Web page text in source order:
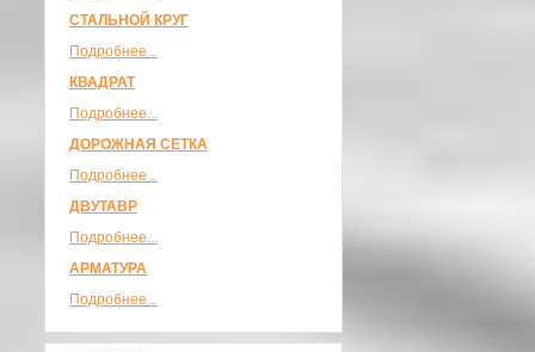
СТАЛЬНОЙ КРУГ
Подробнее...
КВАДРАТ
Подробнее...
ДОРОЖНАЯ СЕТКА
Подробнее...
ДВУТАВР
Подробнее...
АРМАТУРА
Подробнее...